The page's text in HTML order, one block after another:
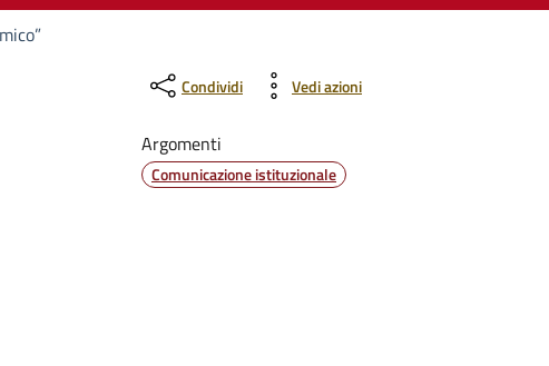
Condividi Vedi azioni
Argomenti
Comunicazione istituzionale